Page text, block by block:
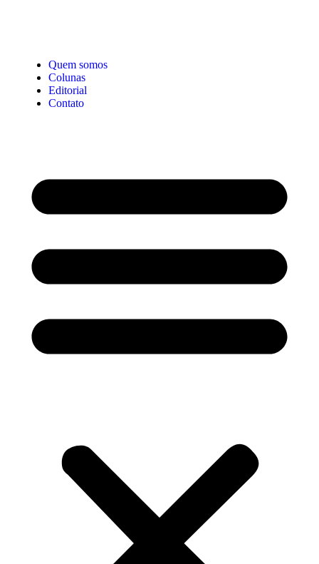
Quem somos
Colunas
Editorial
Contato